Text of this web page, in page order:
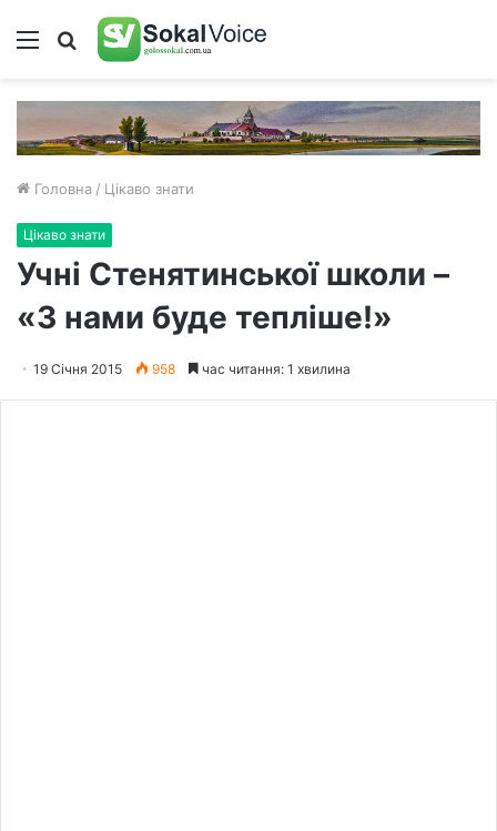
Меню Пошук
Головна / Цікаво знати
Цікаво знати
Учні Стенятинської школи –
«З нами буде тепліше!»
19 Січня 2015 958 час читання: 1 хвилина